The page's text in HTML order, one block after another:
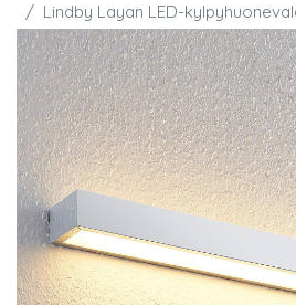
Lindby Layan LED-